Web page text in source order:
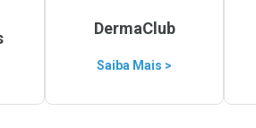
DermaClub
Saiba Mais >